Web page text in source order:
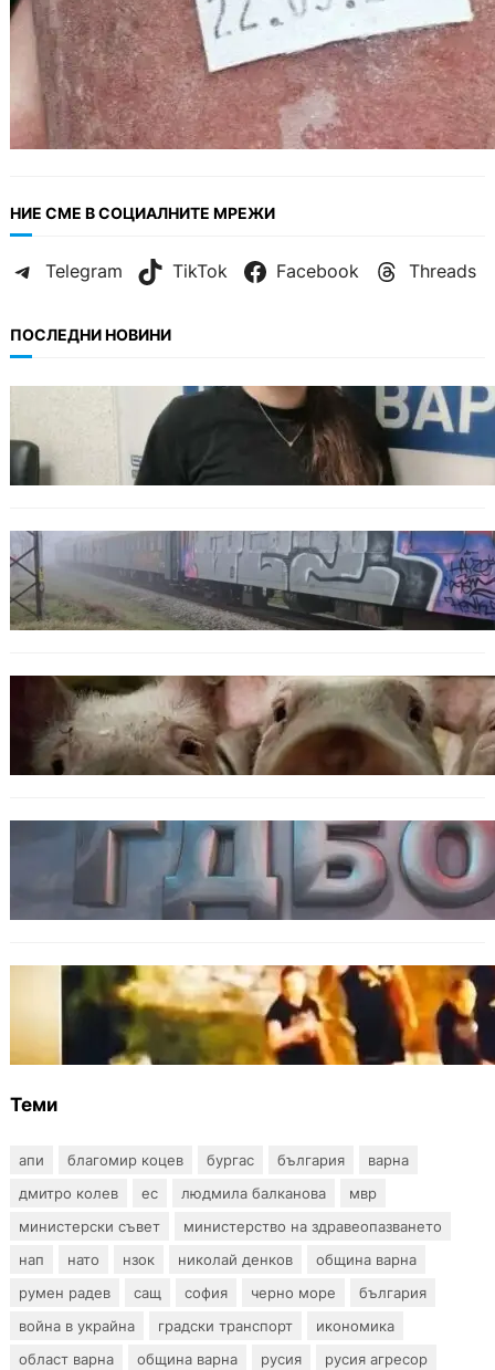
НИЕ СМЕ В СОЦИАЛНИТЕ МРЕЖИ
Telegram TikTok Facebook Threads
ПОСЛЕДНИ НОВИНИ
ОБЩЕСТВО
Варненска ученичка създаде интерактивна
карта за сигнали за проблеми с боклука
ОБЩЕСТВО
Бързият влак София – Варна блъсна и уби
жена край гара Бутово
БЪЛГАРИЯ
БАБХ регистрира огнище на африканска
чума по свинете в стопанство край Варна
БЪЛГАРИЯ
Наркобарон с мрежа от 14 нелегални
лаборатории е задържан у нас
ОБЩЕСТВО
Скандалът в Банско: Имало ли е
провокация от италианските младежи
преди нацистките нападки?
Теми
апи благомир коцев бургас българия
варна
дмитро колев
ес людмила балканова
мвр
министерски съвет
министерство на здравеопазването
нап
нато нзок николай денков
община варна
румен радев
сащ софия черно море
българия
война в украйна
градски транспорт
икономика
област варна
община варна русия
русия агресор